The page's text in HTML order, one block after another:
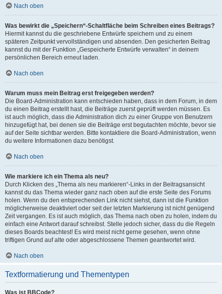
Nach oben
Was bewirkt die „Speichern“-Schaltfläche beim Schreiben eines Beitrags?
Hiermit kannst du die geschriebene Entwürfe speichern und zu einem
späteren Zeitpunkt vervollständigen und absenden. Den gesicherten Beitrag
kannst du mit der Funktion „Gespeicherte Entwürfe verwalten“ in deinem
persönlichen Bereich erneut laden.
Nach oben
Warum muss mein Beitrag erst freigegeben werden?
Die Board-Administration kann entschieden haben, dass in dem Forum, in dem
du einen Beitrag erstellt hast, die Beiträge zuerst geprüft werden müssen. Es
ist auch möglich, dass die Administration dich zu einer Gruppe von Benutzern
hinzugefügt hat, bei denen sie die Beiträge erst begutachten möchte, bevor sie
auf der Seite sichtbar werden. Bitte kontaktiere die Board-Administration, wenn
du weitere Informationen dazu benötigst.
Nach oben
Wie markiere ich ein Thema als neu?
Durch Klicken des „Thema als neu markieren“-Links in der Beitragsansicht
kannst du das Thema wieder ganz nach oben auf die erste Seite des Forums
holen. Wenn du den entsprechenden Link nicht siehst, dann ist die Funktion
möglicherweise deaktiviert oder seit der letzten Markierung ist nicht genügend
Zeit vergangen. Es ist auch möglich, das Thema nach oben zu holen, indem du
einfach eine Antwort darauf schreibst. Stelle jedoch sicher, dass du die Regeln
dieses Boards beachtest! Es wird meist nicht gerne gesehen, wenn ohne
triftigen Grund auf alte oder abgeschlossene Themen geantwortet wird.
Nach oben
Textformatierung und Thementypen